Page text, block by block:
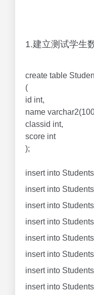
1.建立测试学生
create table
(
id int,
name
classid int,
score int
);
insert into
insert into
insert into
insert into
insert into
insert into
insert into
insert into